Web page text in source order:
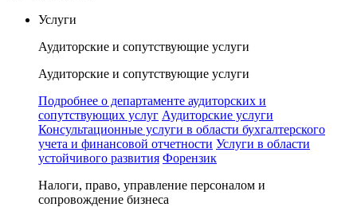
Услуги
Аудиторские и сопутствующие услуги
Аудиторские и сопутствующие услуги
Подробнее о департаменте аудиторских и
сопутствующих услуг Аудиторские услуги
Консультационные услуги в области бухгалтерского
учета и финансовой отчетности Услуги в области
устойчивого развития Форензик
Налоги, право, управление персоналом и
сопровождение бизнеса